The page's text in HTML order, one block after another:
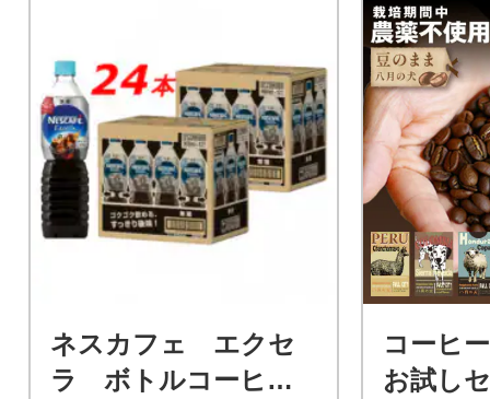
ネスカフェ エクセ
ラ ボトルコーヒー
コーヒ
お試し